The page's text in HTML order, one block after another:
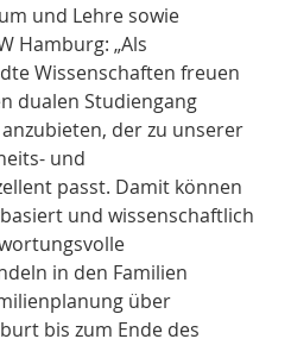
und Lehre sowie
Hamburg: „Als
Wissenschaften freuen
dualen Studiengang
der zu unserer
und
passt. Damit können
und wissenschaftlich
in den Familien
über
bis zum Ende des